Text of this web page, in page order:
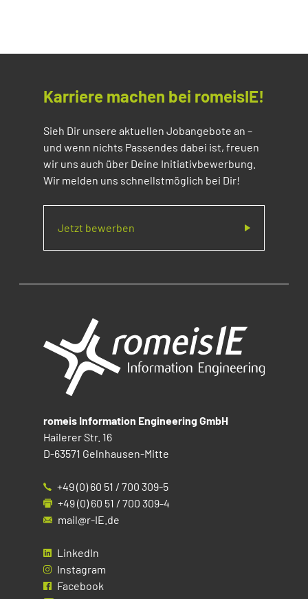
Karriere machen bei romeisIE!
Sieh Dir unsere aktuellen Jobangebote an –
und wenn nichts Passendes dabei ist, freuen
wir uns auch über Deine Initiativbewerbung.
Wir melden uns schnellstmöglich bei Dir!
Jetzt bewerben
romeis Information Engineering GmbH
Hailerer Str. 16
D-63571 Gelnhausen-Mitte
+49 (0) 60 51 / 700 309-5
+49 (0) 60 51 / 700 309-4
mail@r-IE.de
LinkedIn
Instagram
Facebook